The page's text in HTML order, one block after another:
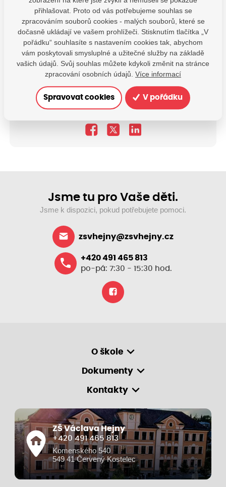
Máte dotazy?
Kontaktujte nás
Jsme tu pro Vaše děti.
Jsme k dispozici, pokud potřebujete pomoci.
zsvhejny@zsvhejny.cz
+420 491 465 813
po-pá: 7:30 - 15:30 hod.
O škole
Dokumenty
Kontakty
ZŠ Václava Hejny
+420 491 465 813
Komenského 540
549 41 Červený Kostelec
přihlašovat. Proto od vás potřebujeme souhlas se
zpracováním souborů cookies - malých souborů, které se
dočasně ukládají ve vašem prohlížeči. Stisknutím tlačítka „V
pořádku“ souhlasíte s nastavením cookies tak, abychom
vám poskytovali smysluplné a užitečné služby na základě
vašich údajů. Svůj souhlas můžete kdykoli změnit na stránce
zpracování osobních údajů. Více informací
Spravovat cookies V pořádku